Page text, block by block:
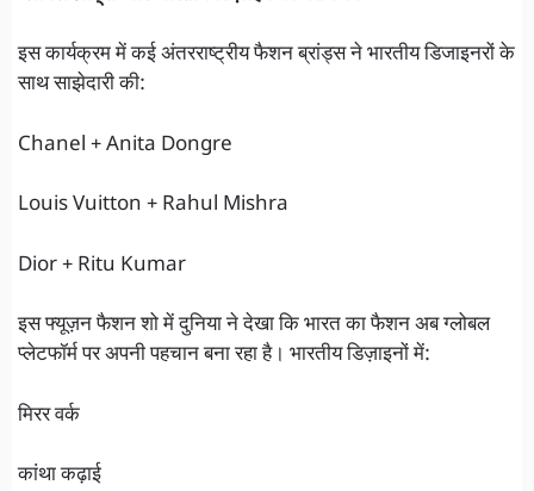
इस कार्यक्रम में कई अंतरराष्ट्रीय फैशन ब्रांड्स ने भारतीय डिजाइनरों के
साथ साझेदारी की:
Chanel + Anita Dongre
Louis Vuitton + Rahul Mishra
Dior + Ritu Kumar
इस फ्यूज़न फैशन शो में दुनिया ने देखा कि भारत का फैशन अब ग्लोबल
प्लेटफॉर्म पर अपनी पहचान बना रहा है। भारतीय डिज़ाइनों में:
मिरर वर्क
कांथा कढ़ाई